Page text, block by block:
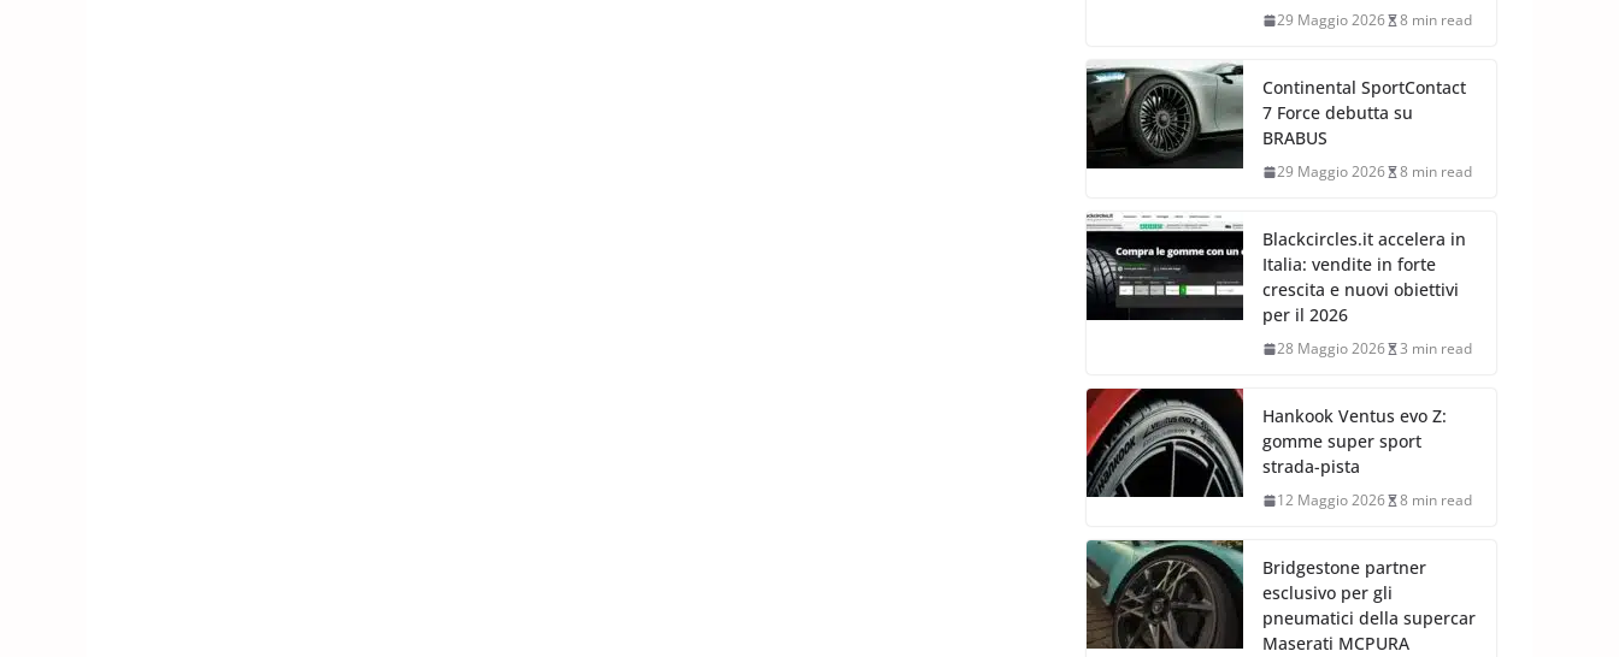
29 Maggio 2026 8 min read
Continental SportContact
7 Force debutta su
BRABUS
29 Maggio 2026 8 min read
Blackcircles.it accelera in
Italia: vendite in forte
crescita e nuovi obiettivi
per il 2026
28 Maggio 2026 3 min read
Hankook Ventus evo Z:
gomme super sport
strada-pista
12 Maggio 2026 8 min read
Bridgestone partner
esclusivo per gli
pneumatici della supercar
Maserati MCPURA